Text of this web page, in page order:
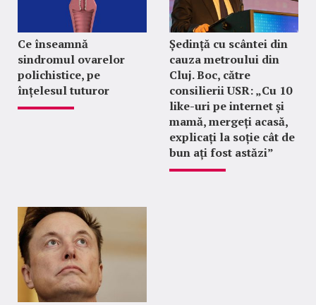
Ce înseamnă
sindromul ovarelor
polichistice, pe
înțelesul tuturor
Ședință cu scântei din
cauza metroului din
Cluj. Boc, către
consilierii USR: „Cu 10
like-uri pe internet și
mamă, mergeți acasă,
explicați la soție cât de
bun ați fost astăzi”